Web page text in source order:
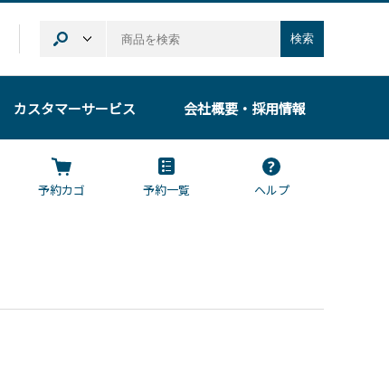
検索
カスタマーサービス 会社概要・採用情報
予約カゴ 予約一覧
ヘルプ